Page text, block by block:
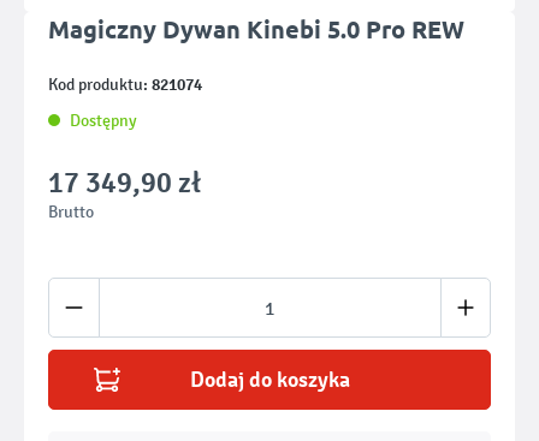
Magiczny Dywan Kinebi 5.0 Pro REW
Kod produktu: 821074
Dostępny
17 349,90 zł
Brutto
Ilość produktu: Wprowadź żądaną ilość
Dodaj do koszyka